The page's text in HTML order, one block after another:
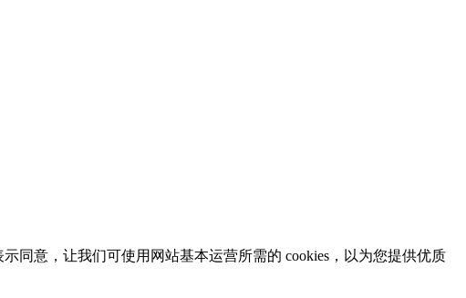
同意，让我们可使用网站基本运营所需的 cookies，以为您提供优质